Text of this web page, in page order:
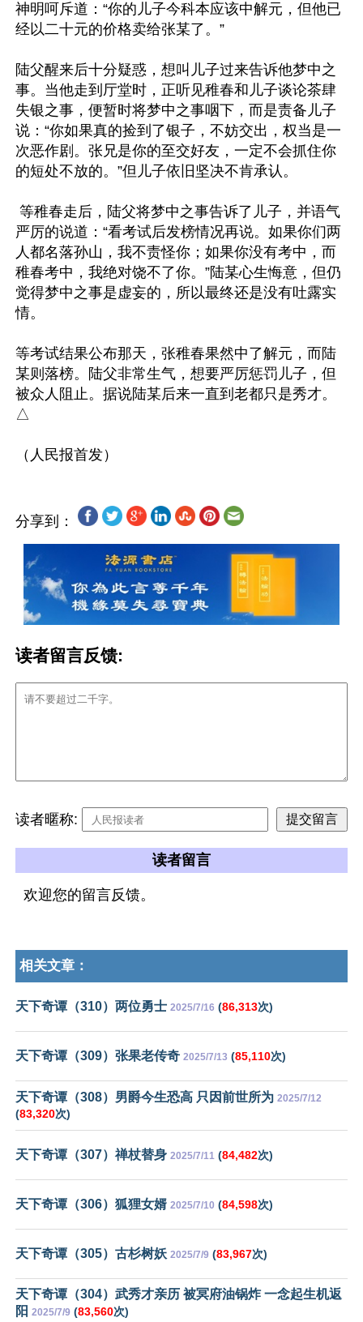
神明呵斥道：“你的儿子今科本应该中解元，但他已
经以二十元的价格卖给张某了。”
陆父醒来后十分疑惑，想叫儿子过来告诉他梦中之
事。当他走到厅堂时，正听见稚春和儿子谈论茶肆
失银之事，便暂时将梦中之事咽下，而是责备儿子
说：“你如果真的捡到了银子，不妨交出，权当是一
次恶作剧。张兄是你的至交好友，一定不会抓住你
的短处不放的。”但儿子依旧坚决不肯承认。
严厉的说道：“看考试后发榜情况再说。如果你们两
人都名落孙山，我不责怪你；如果你没有考中，而
稚春考中，我绝对饶不了你。”陆某心生悔意，但仍
觉得梦中之事是虚妄的，所以最终还是没有吐露实
情。
等考试结果公布那天，张稚春果然中了解元，而陆
某则落榜。陆父非常生气，想要严厉惩罚儿子，但
被众人阻止。据说陆某后来一直到老都只是秀才。
△
分享到：
读者留言反馈:
读者暱称:
读者留言
欢迎您的留言反馈。
相关文章：
天下奇谭（310）两位勇士 2025/7/16 (86,313次)
天下奇谭（309）张果老传奇 2025/7/13 (85,110次)
天下奇谭（308）男爵今生恐高 只因前世所为 2025/7/12
(83,320次)
天下奇谭（307）禅杖替身 2025/7/11 (84,482次)
天下奇谭（306）狐狸女婿 2025/7/10 (84,598次)
天下奇谭（305）古杉树妖 2025/7/9 (83,967次)
天下奇谭（304）武秀才亲历 被冥府油锅炸 一念起生机返
阳 2025/7/9 (83,560次)